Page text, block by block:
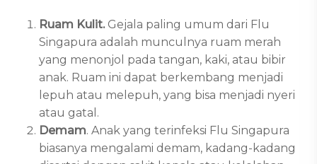
Ruam Kulit.Gejala paling umum dari Flu
Singapura adalah munculnya ruam merah
yang menonjol pada tangan, kaki, atau bibir
anak. Ruam ini dapat berkembang menjadi
lepuh atau melepuh, yang bisa menjadi nyeri
atau gatal.
Demam. Anak yang terinfeksi Flu Singapura
biasanya mengalami demam, kadang-kadang